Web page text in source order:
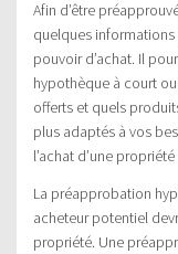
Afin d’être
quelques
pouvoir d’achat. Il
hypothèque à court
offerts et quels
plus adaptés à vos
l’achat d’une
La préapprobation
acheteur potentiel
propriété. Une